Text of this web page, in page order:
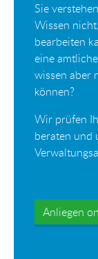
Sie
Wissen
bearbeiten
eine
wissen aber
können?
Wir prüfen
beraten und
Anliegen